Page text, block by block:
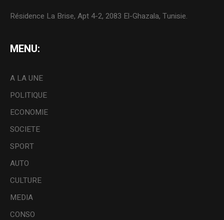
Résidence La Brise, Apt 4-2, 2083 El-Ghazala, Tunisie.
MENU:
A LA UNE
POLITIQUE
ECONOMIE
SOCIETE
SPORT
AUTO
CULTURE
MEDIA
CONSO